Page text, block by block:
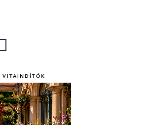
VITAINDÍTÓK